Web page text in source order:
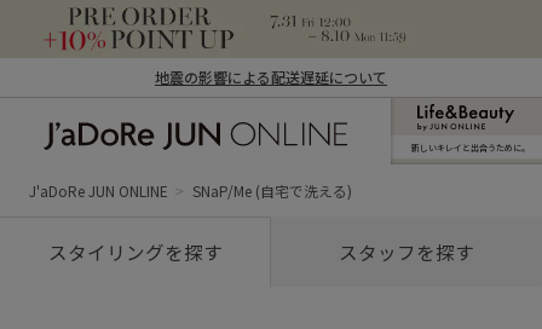
地震の影響による配送遅延について
ン オンライン）
新しいキレイと出合うために。
J'aDoRe JUN ONLINE SNaP/Me (自宅で洗える)
スタイリングを探す スタッフを探す